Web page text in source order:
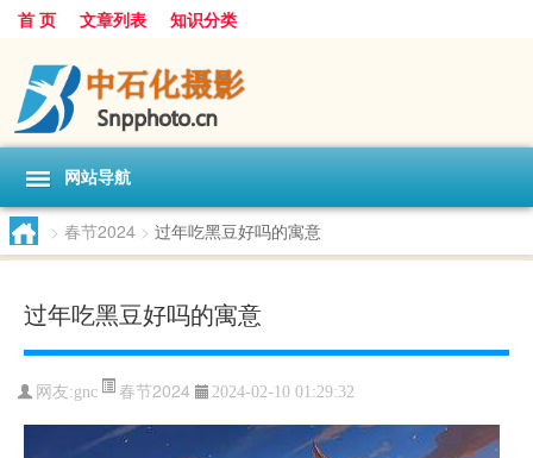
首 页 文章列表 知识分类
网站导航
> 春节2024 > 过年吃黑豆好吗的寓意
过年吃黑豆好吗的寓意
网友:gnc 春节2024 2024-02-10 01:29:32